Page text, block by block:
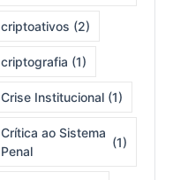
criptoativos (2)
criptografia (1)
Crise Institucional (1)
Crítica ao Sistema
Penal
(1)